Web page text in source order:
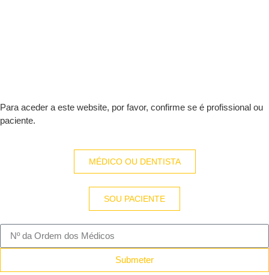
Para aceder a este website, por favor, confirme se é profissional ou
paciente.
MÉDICO OU DENTISTA
SOU PACIENTE
Submeter